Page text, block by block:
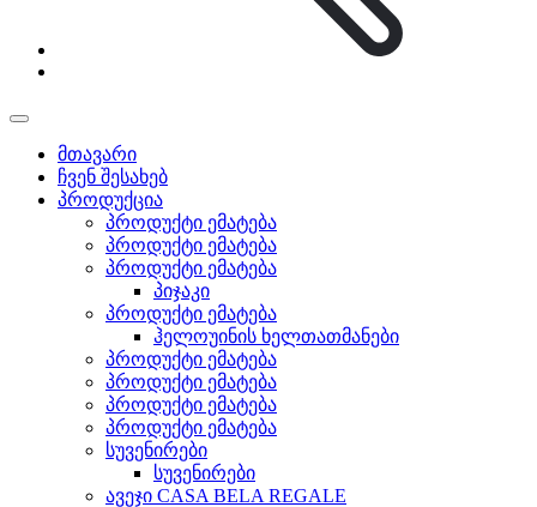
მთავარი
ჩვენ შესახებ
პროდუქცია
პროდუქტი ემატება
პროდუქტი ემატება
პროდუქტი ემატება
პიჯაკი
პროდუქტი ემატება
ჰელოუინის ხელთათმანები
პროდუქტი ემატება
პროდუქტი ემატება
პროდუქტი ემატება
პროდუქტი ემატება
სუვენირები
სუვენირები
ავეჯი CASA BELA REGALE